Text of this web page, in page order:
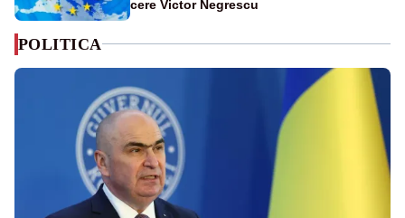
cere Victor Negrescu
POLITICA